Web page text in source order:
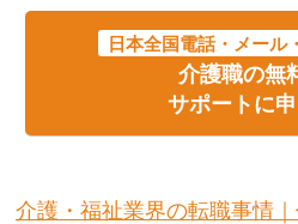
日本全国電話・メール
介護職の無
サポートに
介護・福祉業界の転職事情